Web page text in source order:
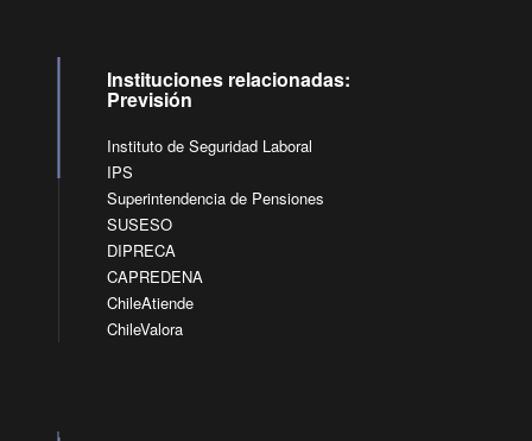
Instituciones relacionadas:
Previsión
Instituto de Seguridad Laboral
IPS
Superintendencia de Pensiones
SUSESO
DIPRECA
CAPREDENA
ChileAtiende
ChileValora